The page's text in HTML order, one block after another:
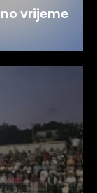
vrijeme